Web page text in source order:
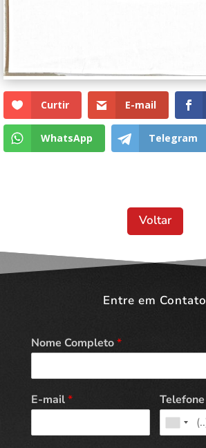
Curtir E-mail
WhatsApp Telegram
Voltar
Entre em Contato
Nome Completo*
E-mail* Telefone